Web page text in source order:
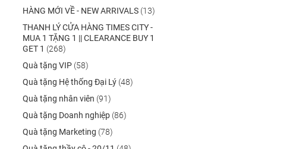
HÀNG MỚI VỀ - NEW ARRIVALS (13)
THANH LÝ CỬA HÀNG TIMES CITY -
MUA 1 TẶNG 1 || CLEARANCE BUY 1
GET 1 (268)
Quà tặng VIP (58)
Quà tặng Hệ thống Đại Lý (48)
Quà tặng nhân viên (91)
Quà tặng Doanh nghiệp (86)
Quà tặng Marketing (78)